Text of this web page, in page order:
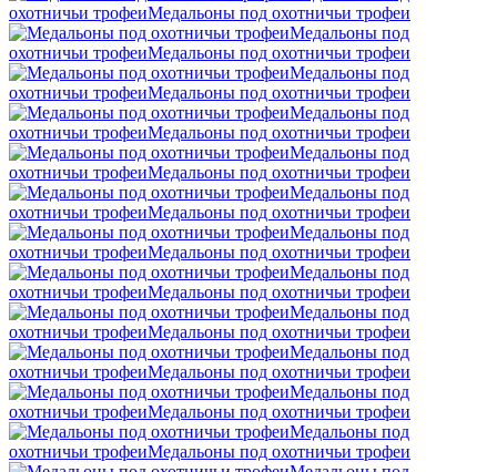
охотничьи трофеиMедальоны под охотничьи трофеи
Mедальоны под
охотничьи трофеиMедальоны под охотничьи трофеи
Mедальоны под
охотничьи трофеиMедальоны под охотничьи трофеи
Mедальоны под
охотничьи трофеиMедальоны под охотничьи трофеи
Mедальоны под
охотничьи трофеиMедальоны под охотничьи трофеи
Mедальоны под
охотничьи трофеиMедальоны под охотничьи трофеи
Mедальоны под
охотничьи трофеиMедальоны под охотничьи трофеи
Mедальоны под
охотничьи трофеиMедальоны под охотничьи трофеи
Mедальоны под
охотничьи трофеиMедальоны под охотничьи трофеи
Mедальоны под
охотничьи трофеиMедальоны под охотничьи трофеи
Mедальоны под
охотничьи трофеиMедальоны под охотничьи трофеи
Mедальоны под
охотничьи трофеиMедальоны под охотничьи трофеи